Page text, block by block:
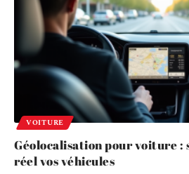
VOITURE
Géolocalisation pour voiture :
réel vos véhicules